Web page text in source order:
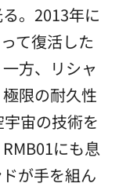
。2013年に
て復活した
方、リシャ
限の耐久性
宙の技術を
にも息
が手を組ん